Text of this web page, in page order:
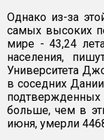
Однако из-за
самых высоких
мире - 43,24
населения,
Университета
в соседних
больше, чем в
июня, умерли